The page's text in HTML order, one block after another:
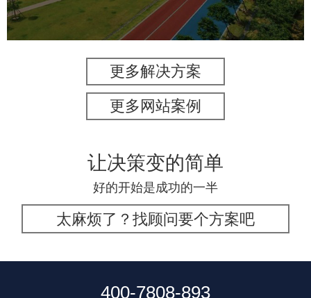
智能大数据平台
更多解决方案
更多网站案例
让决策变的简单
好的开始是成功的一半
太麻烦了？找顾问要个方案吧
400-7808-893